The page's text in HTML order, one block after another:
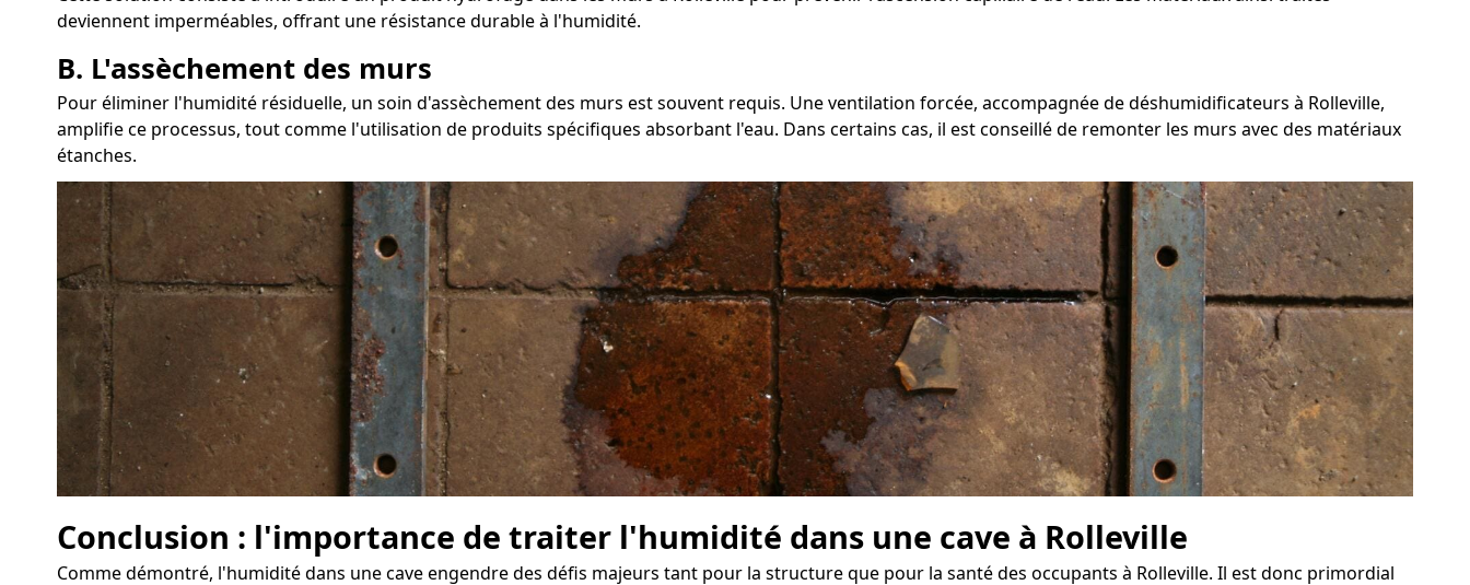
deviennent imperméables, offrant une résistance durable à l'humidité.
B. L'assèchement des murs
Pour éliminer l'humidité résiduelle, un soin d'assèchement des murs est souvent requis. Une ventilation forcée, accompagnée de déshumidificateurs à Rolleville,
amplifie ce processus, tout comme l'utilisation de produits spécifiques absorbant l'eau. Dans certains cas, il est conseillé de remonter les murs avec des matériaux
étanches.
Conclusion : l'importance de traiter l'humidité dans une cave à Rolleville
Comme démontré, l'humidité dans une cave engendre des défis majeurs tant pour la structure que pour la santé des occupants à Rolleville. Il est donc primordial